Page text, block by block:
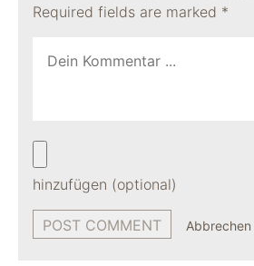
Required fields are marked *
hinzufügen (optional)
Abbrechen